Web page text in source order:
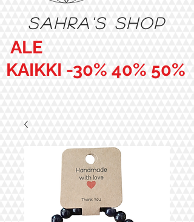
Sahra's shop
ALE
KAIKKI -30% 40% 50%